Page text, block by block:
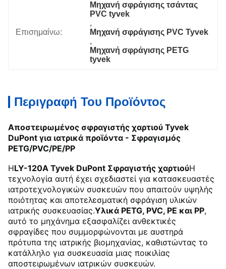
Επισημαίνω:
Μηχανή σφράγισης τσάντας
PVC tyvek
,
Μηχανή σφράγισης PVC Tyvek
,
Μηχανή σφράγισης PETG
tyvek
Περιγραφή Του Προϊόντος
Αποστειρωμένος σφραγιστής χαρτιού Tyvek
DuPont για ιατρικά προϊόντα - Σφραγισμός
PETG/PVC/PE/PP
ΗLY-120A Tyvek DuPont Σφραγιστής χαρτιούΗ
τεχνολογία αυτή έχει σχεδιαστεί για κατασκευαστές
ιατροτεχνολογικών συσκευών που απαιτούν υψηλής
ποιότητας και αποτελεσματική σφράγιση υλικών
ιατρικής συσκευασίας.Υλικά PETG, PVC, PE και PP,
αυτό το μηχάνημα εξασφαλίζει ανθεκτικές
σφραγίδες που συμμορφώνονται με αυστηρά
πρότυπα της ιατρικής βιομηχανίας, καθιστώντας το
κατάλληλο για συσκευασία μιας ποικιλίας
αποστειρωμένων ιατρικών συσκευών.